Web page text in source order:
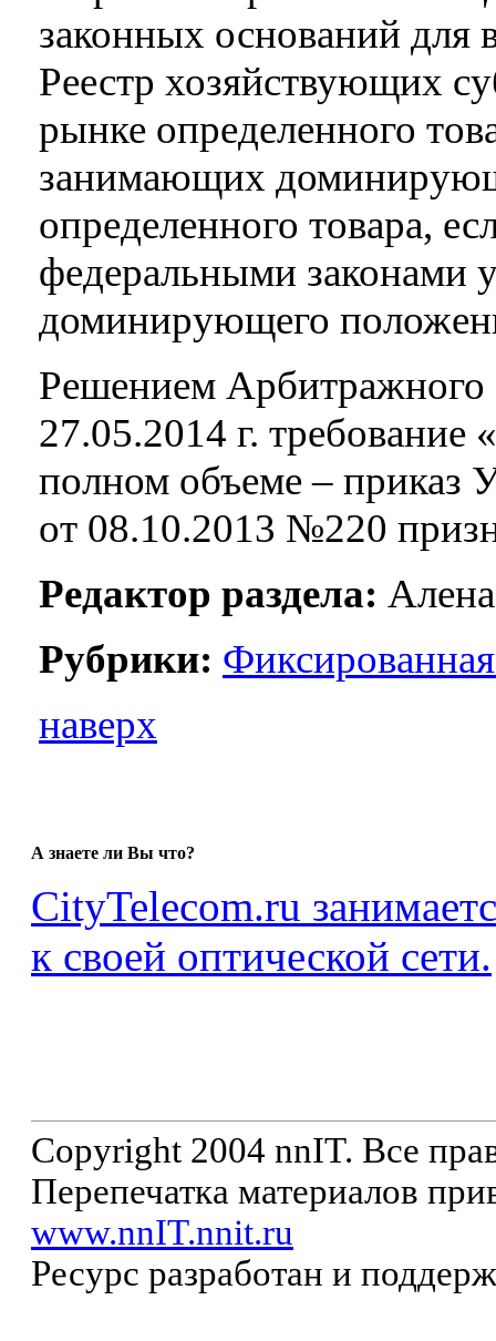
законных оснований для
Реестр хозяйствующих
рынке определенного
занимающих
определенного товара,
федеральными законами
доминирующего
Решением
27.05.2014 г. требование
полном объеме –
от 08.10.2013 №220
Редактор раздела:
Рубрики: Фиксированная
наверх
А знаете ли Вы что?
CityTelecom.ru
к своей оптической сети.
Copyright 2004 nnIT. Все
Перепечатка материалов
www.nnIT.nnit.ru
Ресурс разработан и